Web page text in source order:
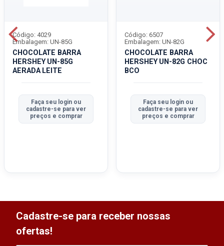
CHOCOLATE BARRA
HERSHEY UN-85G
AERADA LEITE
Código: 4029
Embalagem: UN-85G
Faça seu login ou
cadastre-se para ver
preços e comprar
CHOCOLATE BARRA
HERSHEY UN-82G CHOC
BCO
Código: 6507
Embalagem: UN-82G
Faça seu login ou
cadastre-se para ver
preços e comprar
Cadastre-se para receber nossas
ofertas!